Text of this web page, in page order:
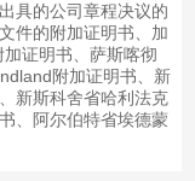
具的公司章程决议的
件的附加证明书、加
证明书、萨斯喀彻
附加证明书、新
新斯科舍省哈利法克
、阿尔伯特省埃德蒙